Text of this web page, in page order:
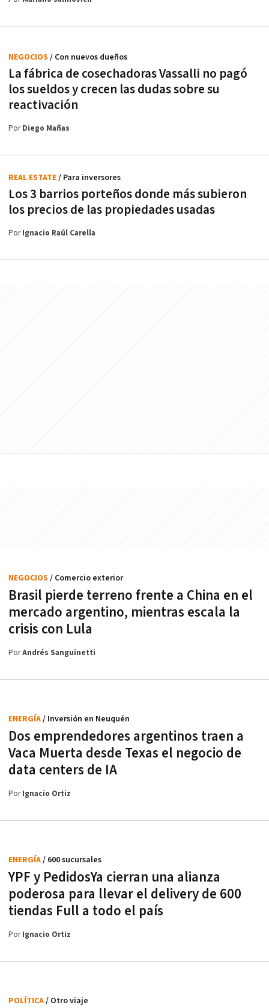
La fábrica de cosechadoras Vassalli no pagó
los sueldos y crecen las dudas sobre su
reactivación
NEGOCIOS / Con nuevos dueños
PorDiego Mañas
Los 3 barrios porteños donde más subieron
los precios de las propiedades usadas
REAL ESTATE/ Para inversores
PorIgnacio Raúl Carella
Brasil pierde terreno frente a China en el
mercado argentino, mientras escala la
crisis con Lula
NEGOCIOS / Comercio exterior
PorAndrés Sanguinetti
Dos emprendedores argentinos traen a
Vaca Muerta desde Texas el negocio de
data centers de IA
ENERGÍA/ Inversión en Neuquén
PorIgnacio Ortiz
YPF y PedidosYa cierran una alianza
poderosa para llevar el delivery de 600
tiendas Full a todo el país
ENERGÍA/ 600 sucursales
PorIgnacio Ortiz
POLÍTICA/ Otro viaje